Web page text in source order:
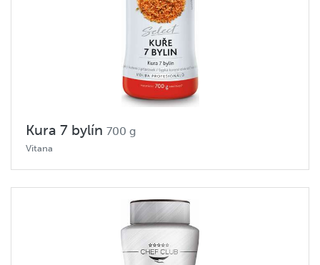
Kura 7 bylín 700 g
Vitana